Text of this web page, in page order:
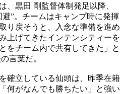
、黒田 剛監督体制発足以降、
”。チームはキャンプ時に発揮
り戻そうと、入念な準備を進め
上げてきたインテンシティーを
をチーム内で共有してきた」と
の言葉だ。
確立している仙頭は、昨季在籍
何がなんでも勝ちたい」と強い